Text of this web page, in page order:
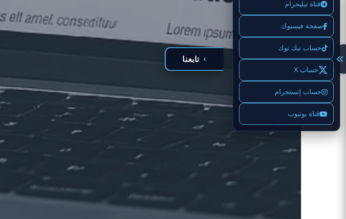
تابعنا
قناة تيليجرام
صفحة فيسبوك
حساب تيك توك
حساب X
حساب إنستجرام
قناة يوتيوب